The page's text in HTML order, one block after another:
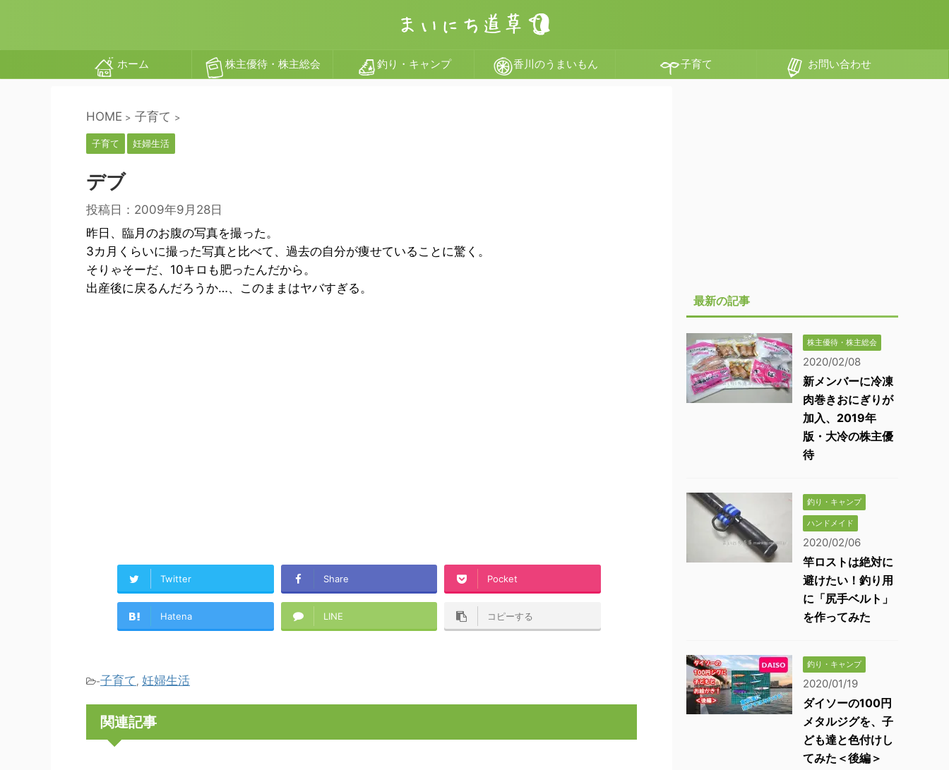
ホーム 株主優待・株主総会 釣り・キャンプ 香川のうまいもん 子育て お問い合わせ
HOME > 子育て >
子育て 妊婦生活
デブ
投稿日： 2009年9月28日
昨日、臨月のお腹の写真を撮った。
3カ月くらいに撮った写真と比べて、過去の自分が痩せていることに驚く。
そりゃそーだ、10キロも肥ったんだから。
出産後に戻るんだろうか…、このままはヤバすぎる。
Twitter Share Pocket
Hatena LINE コピーする
-子育て, 妊婦生活
関連記事
最新の記事
株主優待・株主総会
2020/02/08
新メンバーに冷凍
肉巻きおにぎりが
加入、2019年
版・大冷の株主優
待
釣り・キャンプ
ハンドメイド
2020/02/06
竿ロストは絶対に
避けたい！釣り用
に「尻手ベルト」
を作ってみた
釣り・キャンプ
2020/01/19
ダイソーの100円
メタルジグを、子
ども達と色付けし
てみた＜後編＞